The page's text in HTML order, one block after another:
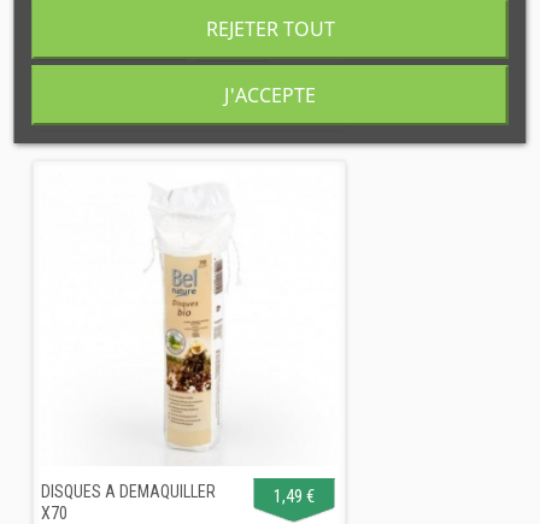
Disponible
DISQUES A DEMAQUILLER
X70
1,49 €
REJETER TOUT
J'ACCEPTE